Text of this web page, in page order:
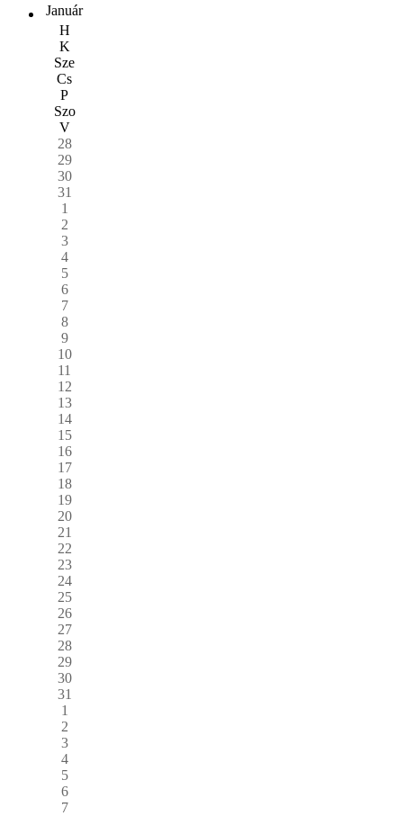
Január
H
K
Sze
Cs
P
Szo
V
28
29
30
31
1
2
3
4
5
6
7
8
9
10
11
12
13
14
15
16
17
18
19
20
21
22
23
24
25
26
27
28
29
30
31
1
2
3
4
5
6
7